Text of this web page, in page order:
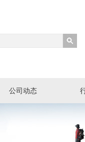
公司动态